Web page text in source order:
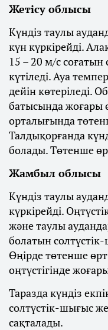
Жетісу облысы
Күндіз таулы
күн күркірейді.
15 – 20 м/с соғатын
күтіледі. Ауа
дейін көтеріледі.
батысында жоғары
орталығында
Талдықорғанда
болады. Төтенше
Жамбыл облысы
Күндіз таулы
күркірейді.
және таулы
болатын
Өңірде төтенше
оңтүстігінде
Таразда күндіз
солтүстік-шығыс
сақталады.